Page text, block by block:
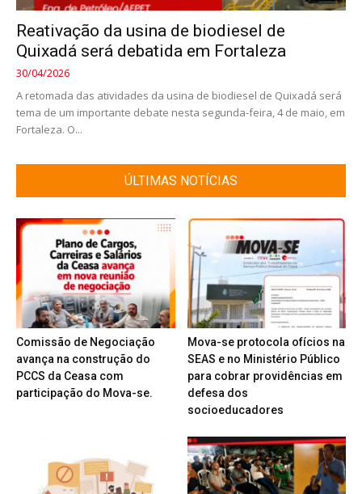
Reativação da usina de biodiesel de
Quixadá será debatida em Fortaleza
30/04/2026
A retomada das atividades da usina de biodiesel de Quixadá será
tema de um importante debate nesta segunda-feira, 4 de maio, em
Fortaleza. O...
ÚLTIMAS NOTÍCIAS
Comissão de Negociação
avança na construção do
PCCS da Ceasa com
participação do Mova-se.
Mova-se protocola ofícios na
SEAS e no Ministério Público
para cobrar providências em
defesa dos
socioeducadores